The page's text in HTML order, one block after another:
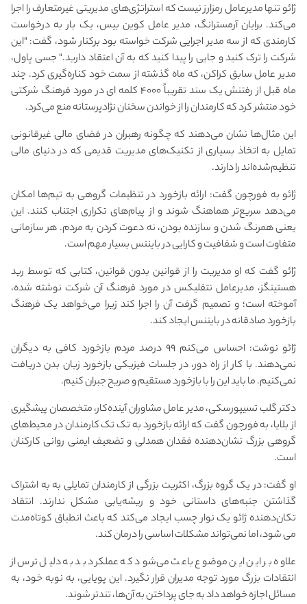
ژائو تنها مدیرعامل رمزارز نیست که استراتژی‌های مدیریتی غیرمتعارف را اجرا
می‌کند. برایان آرمسترانگ، مدیر عامل کوین بیس، یک بار به درخواست
کارمندی که از سه مدیر اجرایی شرکت خواسته بود برکنار شود، گفت: "این
شرکت را ترک کنید و جایی را پیدا کنید که به آن اعتقاد دارید." جسی پاول،
مدیر عامل سابق کراکن، که ماه گذشته از سمت خود کناره‌گیری کرد. چند
ماه قبل از رفتنش یک سند تقریباً ۴۰۰۰ کلمه ای در مورد فرهنگ شرکتی
خود منتشر کرد که کارمندان را از خواندن سخنان نژادپرستانه منع می‌کرد.
این مثال‌ها نشان می‌دهند که چگونه رهبران در فضای مالی غیرقانونی
تمایل به اتخاذ بسیاری از تکنیک‌های مدیریت قدیمی که در دنیای مالی
تنظیم‌شده‌اند را دارند.
ژائو به فورچون گفت: ارائه بازخورد در تنظیمات گروهی به تیم‌ها امکان
می‌دهد سریع‌تر هماهنگ شوند و از پیام‌های تکراری اجتناب کنند. این
یعنی همرنگ شدن و سازنده بودن، نه دعوت کردن به مردم. هر سازمانی
متفاوت است و شفافیت و کارایی در بایننس بسیار مهم است.
ژائو گفت که او مدیریت را از قوانین بدون قوانین، کتابی که توسط رید
هستینگز، مدیرعامل نتفلیکس در مورد فرهنگ آن شرکت نوشته شده،
آموخته است؛ و تصمیم گرفت آن را اجرا کند زیرا می‌خواهد یک فرهنگ
بازخورد صادقانه در بایننس ایجاد کند.
ژائو نوشت: احساس می‌کنم ۹۹ درصد مردم بازخورد کافی به دیگران
نمی‌دهند. با کار از راه دور، در جلسات فیزیکی بازخورد زبان بدن دریافت
نمی‌کنیم. ما باید این را با بازخورد مستقیم و صریح جبران کنیم.
دکتر گلب تسیپورسکی، مدیر عامل مشاوران آینده‌کار، متخصصان پیشگیری
از بلایا، به فورچون گفت که ارائه بازخورد به تک تک کارمندان در محیط‌های
گروهی بزرگ نشان‌دهنده فقدان همدلی و تضعیف ایمنی روانی کارکنان
است.
او گفت: در یک گروه بزرگ، اکثریت بزرگی از کارمندان تمایلی به به اشتراک
گذاشتن جنبه‌های داستانی خود و ریشه‌یابی مشکل ندارند. انتقاد
تکان‌دهنده ژائو یک نوار چسب ایجاد می‌کند که باعث انطباق کوتاه‌مدت
می شود، اما نمی‌تواند مشکلات اساسی را درمان کند.
علاوه بر این این موضوع باعث می‌شود که عملکرد بد به دلیل ترس از
انتقادات بزرگ مورد توجه مدیران قرار نگیرد. این پویایی، به نوبه خود، به
مسائل اجازه خواهد داد به جای پرداختن به آن‌ها، تندتر شوند.